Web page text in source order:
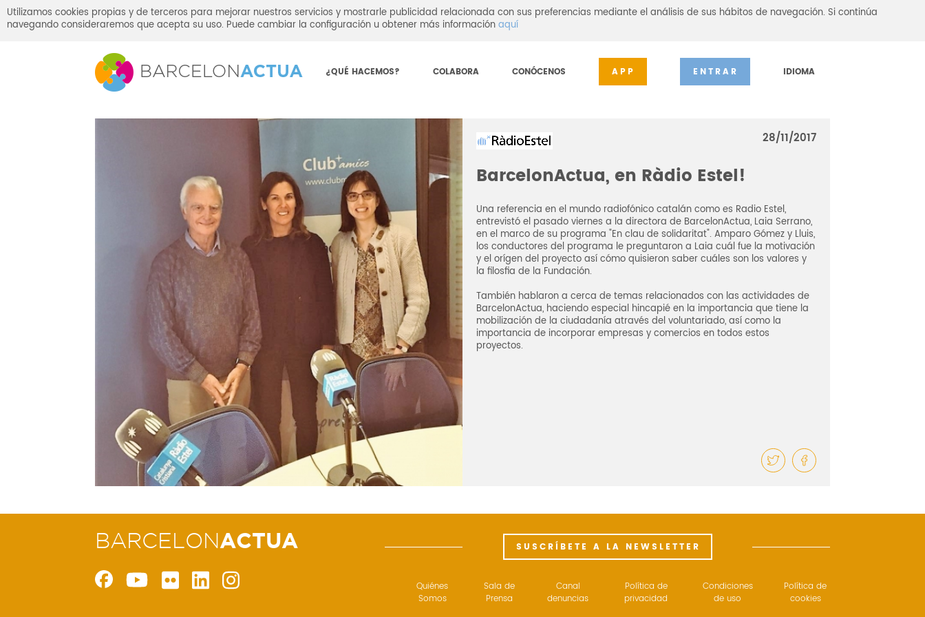
Utilizamos cookies propias y de terceros para mejorar nuestros servicios y mostrarle publicidad relacionada con sus preferencias mediante el análisis de sus hábitos de navegación. Si continúa
navegando consideraremos que acepta su uso. Puede cambiar la configuración u obtener más informaciónaquí
¿QUÉ HACEMOS? COLABORA CONÓCENOS APP ENTRAR IDIOMA
Inicio Sala de prensa
28/11/2017
BarcelonActua, en Ràdio Estel!
Una referencia en el mundo radiofónico catalán como es Radio Estel,
entrevistó el pasado viernes a la directora de BarcelonActua, Laia Serrano,
en el marco de su programa "En clau de solidaritat". Amparo Gómez y Lluis,
los conductores del programa le preguntaron a Laia cuál fue la motivación
y el orígen del proyecto así cómo quisieron saber cuáles son los valores y
la filosfia de la Fundación.
También hablaron a cerca de temas relacionados con las actividades de
BarcelonActua, haciendo especial hincapié en la importancia que tiene la
mobilización de la ciudadanía através del voluntariado, así como la
importancia de incorporar empresas y comercios en todos estos
proyectos.
BARCELONACTUA SUSCRÍBETE A LA NEWSLETTER
Política de
cookies
Condiciones
de uso
Política de
privacidad
Canal
denuncias
Sala de
Prensa
Quiénes
Somos